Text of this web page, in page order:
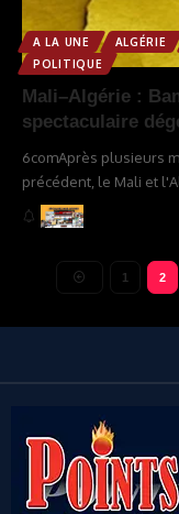
A LA UNE ALGÉRIE
POLITIQUE
Mali–Algérie :
spectaculaire
6comAprès plusieurs
précédent, le Mali et
1 2